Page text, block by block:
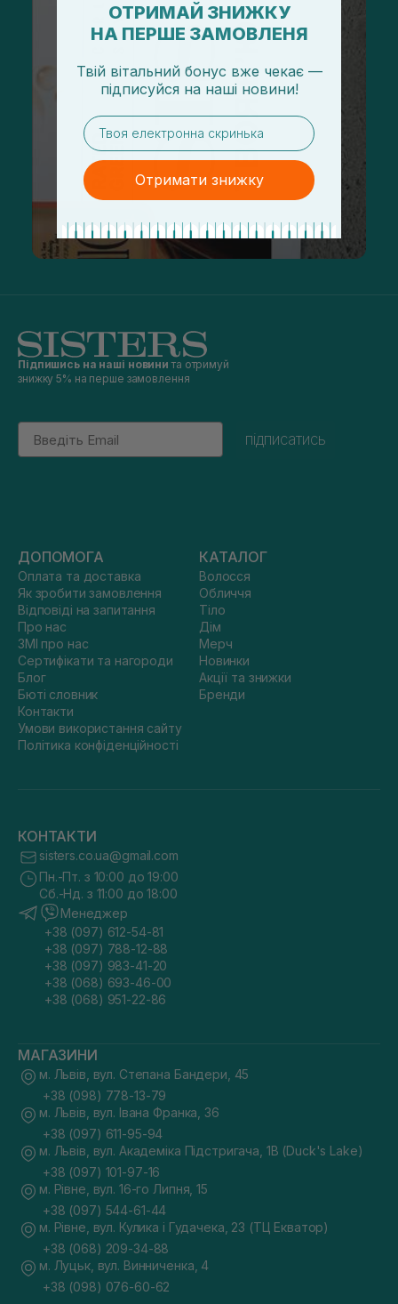
Підпишись на наші новини та отримуй
знижку 5% на перше замовлення
Email
підписатись
ДОПОМОГА
Оплата та доставка
Як зробити замовлення
Відповіді на запитання
Про нас
ЗМІ про нас
Сертифікати та нагороди
Блог
Бюті словник
Контакти
Умови використання сайту
Політика конфіденційності
КАТАЛОГ
Волосся
Обличчя
Тіло
Дім
Мерч
Новинки
Акції та знижки
Бренди
КОНТАКТИ
sisters.co.ua@gmail.com
Пн.-Пт. з 10:00 до 19:00
Сб.-Нд. з 11:00 до 18:00
Менеджер
+38 (097) 612-54-81
+38 (097) 788-12-88
+38 (097) 983-41-20
+38 (068) 693-46-00
+38 (068) 951-22-86
МАГАЗИНИ
м. Львів, вул. Степана Бандери, 45
+38 (098) 778-13-79
м. Львів, вул. Івана Франка, 36
+38 (097) 611-95-94
м. Львів, вул. Академіка Підстригача, 1В (Duck's Lake)
+38 (097) 101-97-16
м. Рівне, вул. 16-го Липня, 15
+38 (097) 544-61-44
м. Рівне, вул. Кулика і Гудачека, 23 (ТЦ Екватор)
+38 (068) 209-34-88
м. Луцьк, вул. Винниченка, 4
+38 (098) 076-60-62
ОТРИМАЙ ЗНИЖКУ
НА ПЕРШЕ ЗАМОВЛЕНЯ
Твій вітальний бонус вже чекає —
підписуйся на наші новини!
email
Отримати знижку